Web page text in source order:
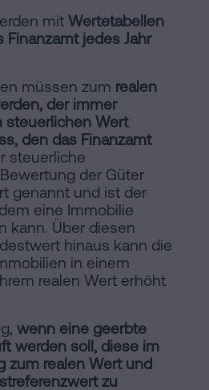
mit Wertetabellen
Finanzamt jedes Jahr
müssen zum realen
der immer
steuerlichen Wert
den das Finanzamt
steuerliche
der Güter
genannt und ist der
eine Immobilie
kann. Über diesen
hinaus kann die
in einem
realen Wert erhöht
wenn eine geerbte
werden soll, diese im
zum realen Wert und
zu